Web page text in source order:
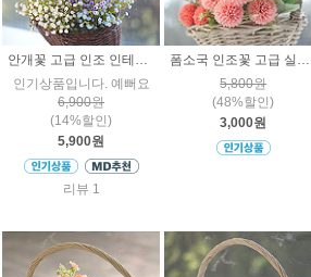
안개꽃 고급 인조 인테리어 조화 소품장식
인기상품입니다. 예뻐요
6,900원
(14%할인)
5,900원
리뷰 1
폼소국 인조꽃 고급 실크플라워 조화 인테리어 장식
5,800원
(48%할인)
3,000원